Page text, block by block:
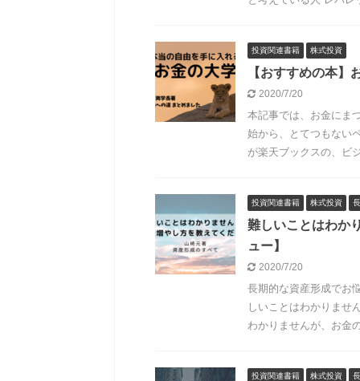
投資関連書籍 株式投資
【おすすめの本
2020/7/20
本記事では、お金にま
始から、とてつもない
が楽天ブックスの、ビ
投資関連書籍 株式投資
難しいことはわか
ュー】
2020/7/20
長期的な資産形成でお
しいことはわかりませ
わかりませんが、お金
投資関連書籍 株式投資